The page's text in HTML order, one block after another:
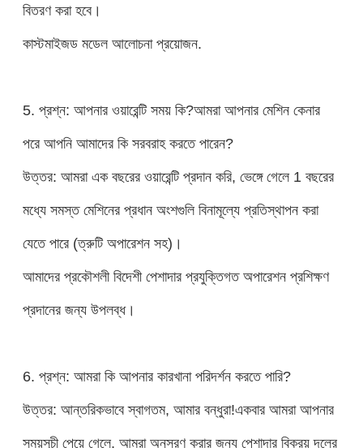
বিতরণ করা হবে।
কাস্টমাইজড মডেল আলোচনা প্রয়োজন.
5. প্রশ্ন: আপনার ওয়ারেন্টি সময় কি?আমরা আপনার মেশিন কেনার
পরে আপনি আমাদের কি সরবরাহ করতে পারেন?
উত্তর: আমরা এক বছরের ওয়ারেন্টি প্রদান করি, ভেঙ্গে গেলে 1 বছরের
মধ্যে সমস্ত মেশিনের প্রধান অংশগুলি বিনামূল্যে প্রতিস্থাপন করা
যেতে পারে (ত্রুটি অপারেশন সহ)।
আমাদের প্রকৌশলী বিদেশী পেশাদার প্রযুক্তিগত অপারেশন প্রশিক্ষণ
প্রদানের জন্য উপলব্ধ।
6. প্রশ্ন: আমরা কি আপনার কারখানা পরিদর্শন করতে পারি?
উত্তর: আন্তরিকভাবে স্বাগতম, আমার বন্ধুরা!একবার আমরা আপনার
সময়সূচী পেয়ে গেলে, আমরা অনুসরণ করার জন্য পেশাদার বিক্রয় দলের